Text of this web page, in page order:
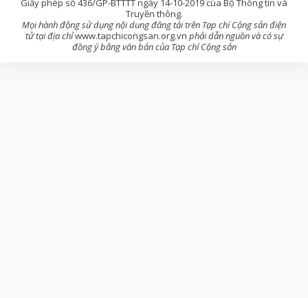
Truyền thông.
Mọi hành động sử dụng nội dung đăng tải trên Tạp chí Cộng sản điện
tử tại địa chỉwww.tapchicongsan.org.vn phải dẫn nguồn và có sự
đồng ý bằng văn bản của Tạp chí Cộng sản